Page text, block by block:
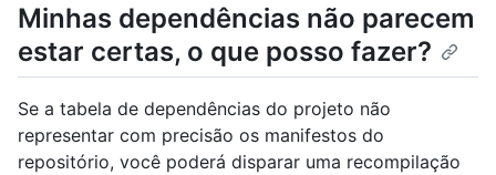
Minhas dependências não parecem
estar certas, o que posso fazer?
Se a tabela de dependências do projeto não
representar com precisão os manifestos do
repositório, você poderá disparar uma recompilação